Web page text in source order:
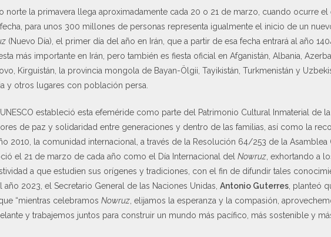
norte la primavera llega aproximadamente cada 20 o 21 de marzo, cuando ocurre
para unos 300 millones de personas representa igualmente el inicio de un
(Nuevo Día), el primer día del año en Irán, que a partir de esa fecha entrará al año
más importante en Irán, pero también es fiesta oficial en Afganistán, Albania,
Kirguistán, la provincia mongola de Bayan-Ölgii, Tayikistán, Turkmenistán y
y otros lugares con población persa.
estableció esta efeméride como parte del Patrimonio Cultural Inmaterial de
de paz y solidaridad entre generaciones y dentro de las familias, así como la
2010, la comunidad internacional, a través de la Resolución 64/253 de la Asamblea
el 21 de marzo de cada año como el Día Internacional del Nowruz, exhortando a
a que estudien sus orígenes y tradiciones, con el fin de difundir tales
año 2023, el Secretario General de las Naciones Unidas, Antonio Guterres, planteó
“mientras celebramos Nowruz, elijamos la esperanza y la compasión,
y trabajemos juntos para construir un mundo más pacífico, más sostenible y